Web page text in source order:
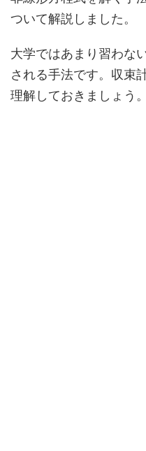
ついて解説しました。
大学ではあまり習わな
される手法です。収束
理解しておきましょう。